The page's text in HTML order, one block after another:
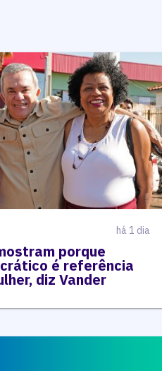
há 1 dia
porque
é referência
diz Vander